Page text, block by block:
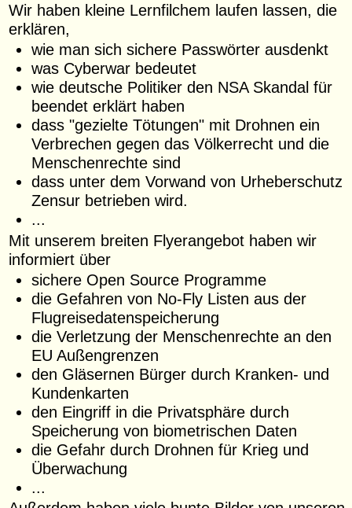
Wir haben kleine Lernfilchem laufen lassen, die
erklären,
wie man sich sichere Passwörter ausdenkt
was Cyberwar bedeutet
wie deutsche Politiker den NSA Skandal für
beendet erklärt haben
dass "gezielte Tötungen" mit Drohnen ein
Verbrechen gegen das Völkerrecht und die
Menschenrechte sind
dass unter dem Vorwand von Urheberschutz
Zensur betrieben wird.
...
Mit unserem breiten Flyerangebot haben wir
informiert über
sichere Open Source Programme
die Gefahren von No-Fly Listen aus der
Flugreisedatenspeicherung
die Verletzung der Menschenrechte an den
EU Außengrenzen
den Gläsernen Bürger durch Kranken- und
Kundenkarten
den Eingriff in die Privatsphäre durch
Speicherung von biometrischen Daten
die Gefahr durch Drohnen für Krieg und
Überwachung
...